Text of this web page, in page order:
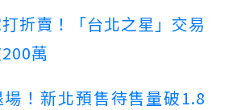
折賣！「台北之星」交易
萬
！新北預售待售量破1.8